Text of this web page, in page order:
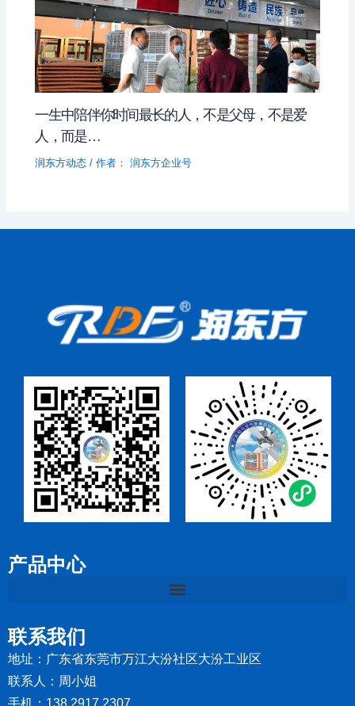
一生中陪伴你时间最长的人，不是父母，不是爱
人，而是…
润东方动态 / 作者： 润东方企业号
产品中心
联系我们
地址：广东省东莞市万江大汾社区大汾工业区
联系人：周小姐